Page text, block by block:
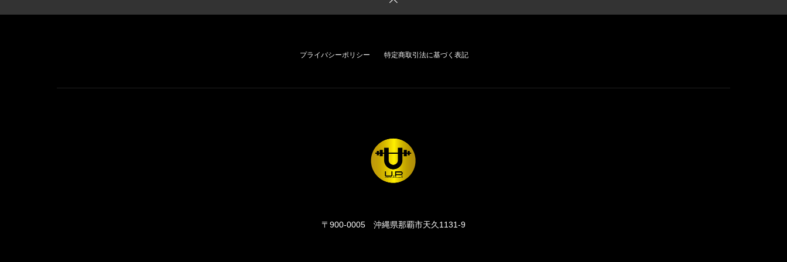
プライバシーポリシー 特定商取引法に基づく表記
〒900-0005 沖縄県那覇市天久1131-9